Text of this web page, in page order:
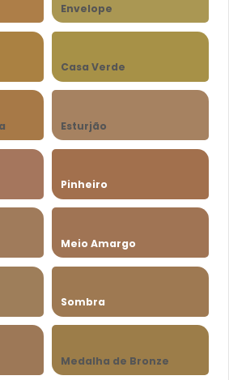
Envelope
Casa Verde
Esturjão
Pinheiro
Meio Amargo
Sombra
Medalha de Bronze